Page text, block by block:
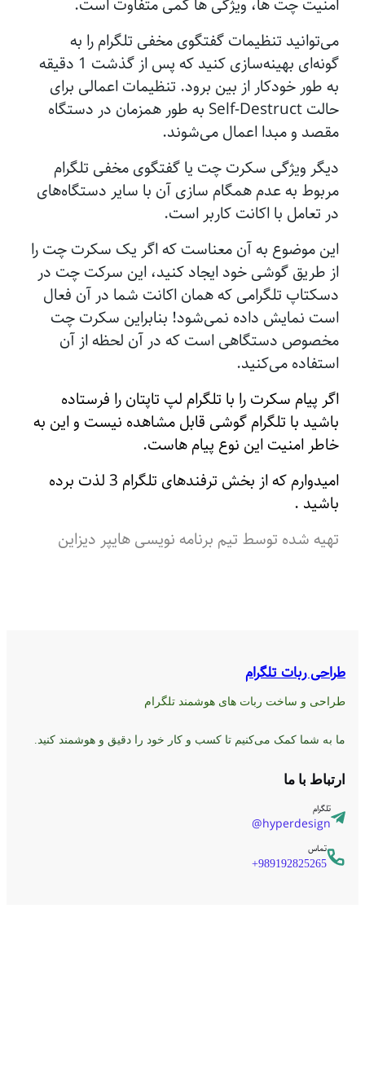
امنیت چت ها، ویژگی ها کمی متفاوت است.
می‌توانید تنظیمات گفتگوی مخفی تلگرام را به
گونه‌ای بهینه‌سازی کنید که پس از گذشت 1 دقیقه
به طور خودکار از بین برود. تنظیمات اعمالی برای
حالت Self-Destruct به طور همزمان در دستگاه
مقصد و مبدا اعمال می‌شوند.
دیگر ویژگی‌ سکرت چت یا گفتگوی مخفی تلگرام
مربوط به عدم همگام‌ سازی آن با سایر دستگاه‌های
در تعامل با اکانت کاربر است.
این موضوع به آن معناست که اگر یک سکرت چت را
از طریق گوشی خود ایجاد کنید، این سرکت چت در
دسکتاپ تلگرامی که همان اکانت شما در آن فعال
است نمایش داده نمی‌شود! بنابراین سکرت چت
مخصوص دستگاهی است که در آن لحظه از آن
استفاده می‌کنید.
اگر پیام سکرت را با تلگرام لپ تاپتان را فرستاده
باشید با تلگرام گوشی قابل مشاهده نیست و این به
خاطر امنیت این نوع پیام هاست.
امیدوارم که از بخش ترفندهای تلگرام 3 لذت برده
باشید .
تهیه شده توسط تیم برنامه نویسی هایپر دیزاین
ربات تلگرام
و ساخت ربات های هوشمند تلگرام
به شما کمک می‌کنیم تا کسب و کار خود را دقیق و هوشمند کنید.
با ما
تلگرام
hyperdesign@
تماس
989192825265+